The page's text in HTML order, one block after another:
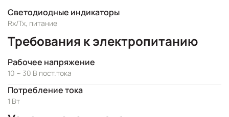
Светодиодные индикаторы
Rx/Tx, питание
Требования к электропитанию
Рабочее напряжение
10 ~ 30 В пост.тока
Потребление тока
1 Вт